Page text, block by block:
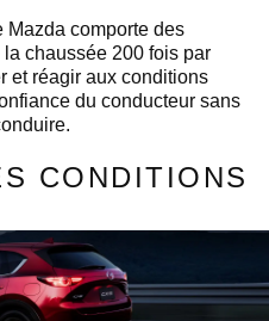
Mazda comporte des
la chaussée 200 fois par
et réagir aux conditions
du conducteur sans
CONDITIONS